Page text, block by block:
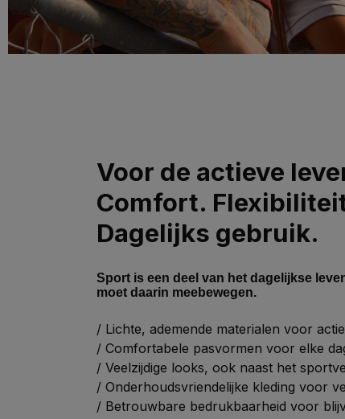
Voor de actieve
Comfort.
Dagelijks gebruik.
Sport is een deel van het dagelijkse
moet daarin meebewegen.
/ Lichte, ademende materialen voor
/ Comfortabele pasvormen voor elke
/ Veelzijdige looks, ook naast het
/ Onderhoudsvriendelijke kleding voor
/ Betrouwbare bedrukbaarheid voor